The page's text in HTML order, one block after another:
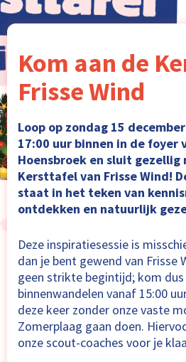
Kom aan de
Frisse Wind
Loop op zondag 15
17:00 uur binnen in de foyer
Hoensbroek en sluit gezellig
Kersttafel van Frisse Wind!
staat in het teken van
ontdekken en natuurlijk
Deze inspiratiesessie is
dan je bent gewend van Frisse
geen strikte begintijd; kom
binnenwandelen vanaf 15:00
deze keer zonder onze vaste
Zomerplaag gaan doen.
onze scout-coaches voor je